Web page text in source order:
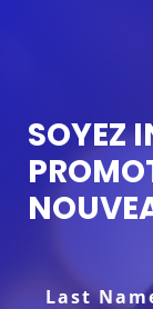
SOYEZ